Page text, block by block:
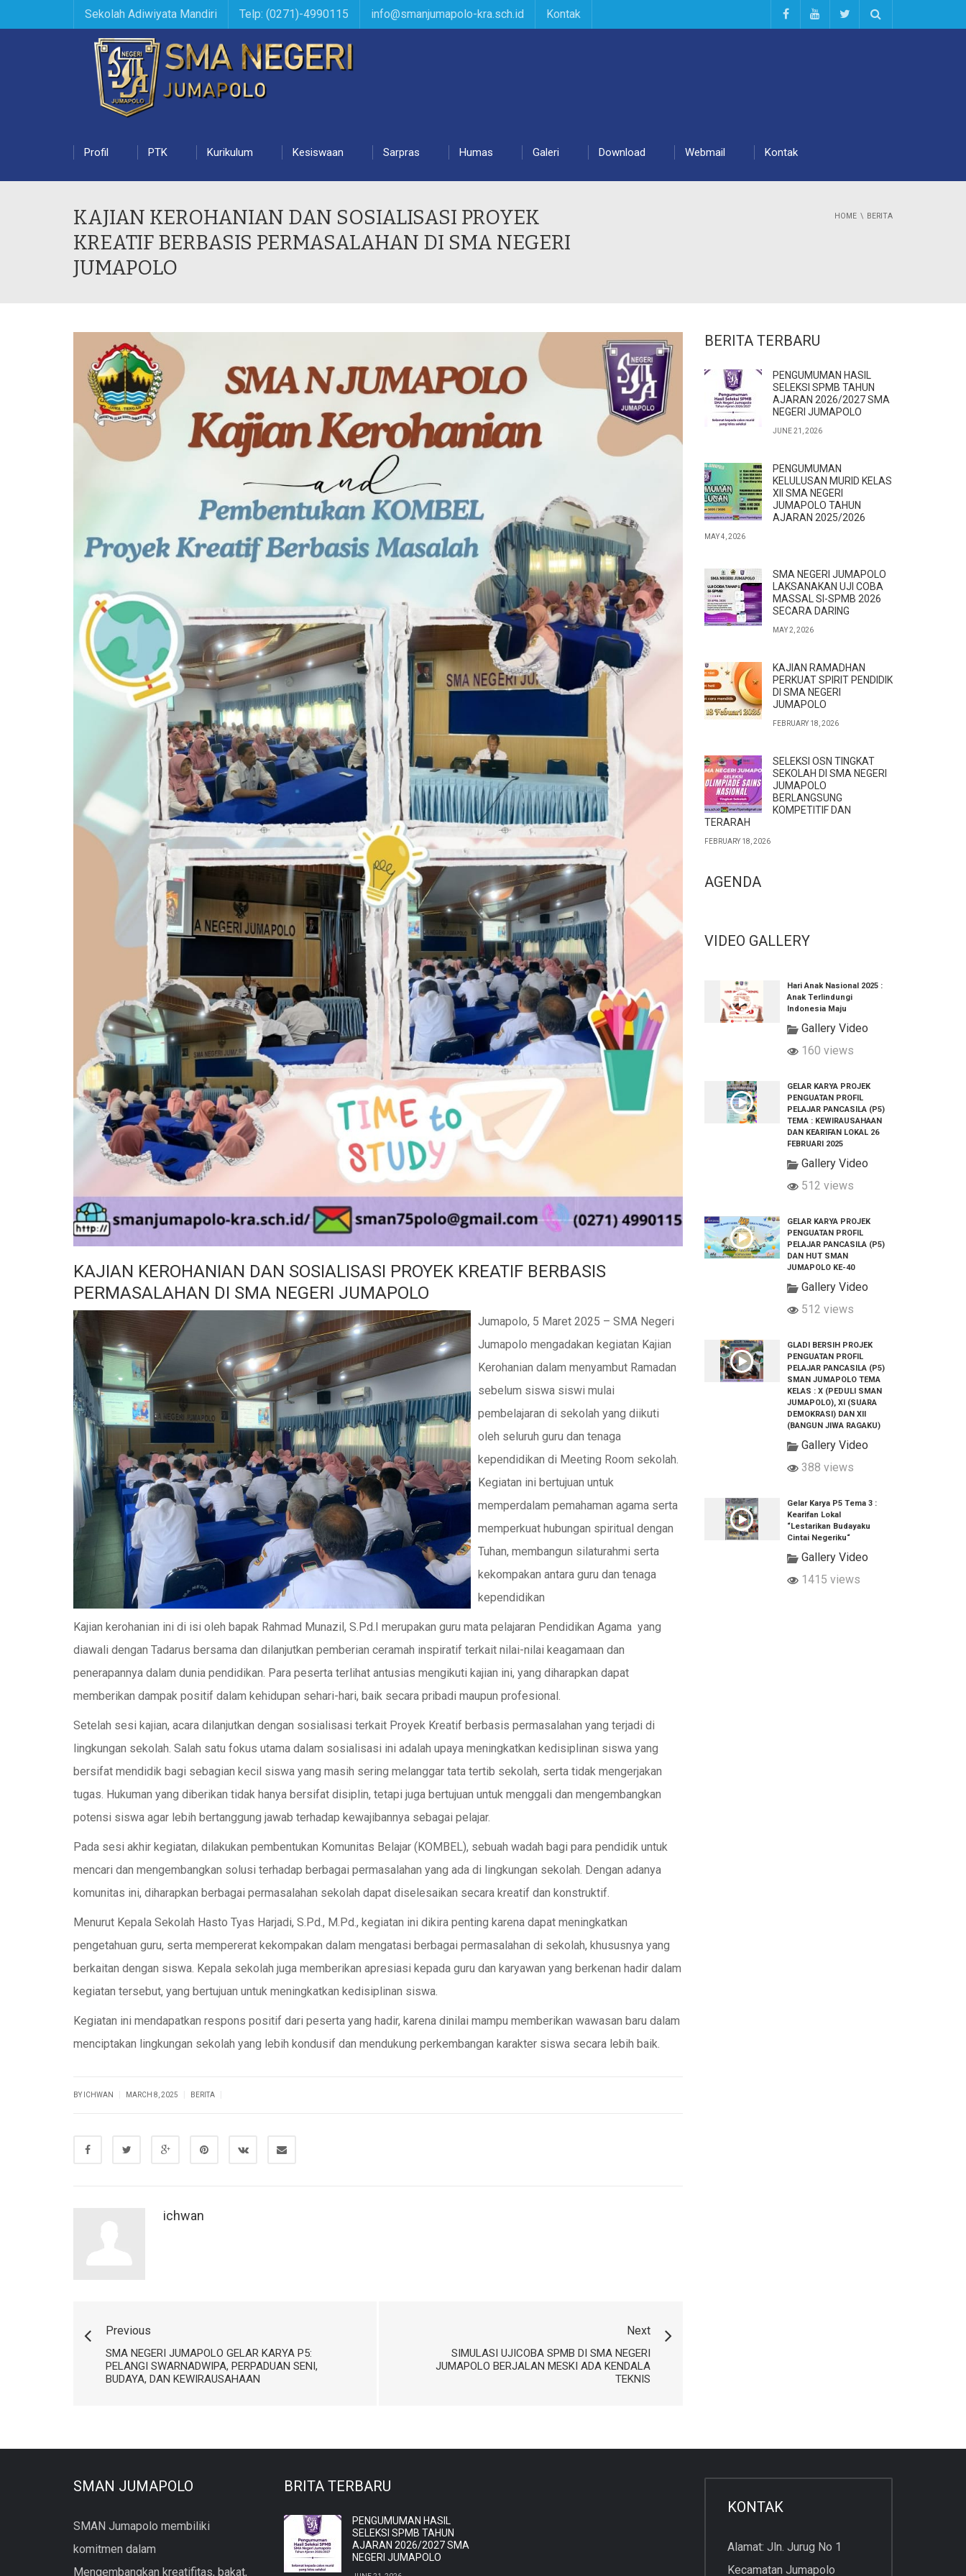
Sekolah Adiwiyata Mandiri Telp: (0271)-4990115 info@smanjumapolo-kra.sch.id Kontak
Profil PTK Kurikulum Kesiswaan Sarpras Humas Galeri Download Webmail Kontak
KAJIAN KEROHANIAN DAN SOSIALISASI PROYEK
KREATIF BERBASIS PERMASALAHAN DI SMA NEGERI
JUMAPOLO
HOME BERITA
KAJIAN KEROHANIAN DAN SOSIALISASI PROYEK KREATIF BERBASIS
PERMASALAHAN DI SMA NEGERI JUMAPOLO
Jumapolo, 5 Maret 2025 – SMA Negeri
Jumapolo mengadakan kegiatan Kajian
Kerohanian dalam menyambut Ramadan
sebelum siswa siswi mulai
pembelajaran di sekolah yang diikuti
oleh seluruh guru dan tenaga
kependidikan di Meeting Room sekolah.
Kegiatan ini bertujuan untuk
memperdalam pemahaman agama serta
memperkuat hubungan spiritual dengan
Tuhan, membangun silaturahmi serta
kekompakan antara guru dan tenaga
kependidikan
Kajian kerohanian ini di isi oleh bapak Rahmad Munazil, S.Pd.I merupakan guru mata pelajaran Pendidikan Agama yang
diawali dengan Tadarus bersama dan dilanjutkan pemberian ceramah inspiratif terkait nilai-nilai keagamaan dan
penerapannya dalam dunia pendidikan. Para peserta terlihat antusias mengikuti kajian ini, yang diharapkan dapat
memberikan dampak positif dalam kehidupan sehari-hari, baik secara pribadi maupun profesional.
Setelah sesi kajian, acara dilanjutkan dengan sosialisasi terkait Proyek Kreatif berbasis permasalahan yang terjadi di
lingkungan sekolah. Salah satu fokus utama dalam sosialisasi ini adalah upaya meningkatkan kedisiplinan siswa yang
bersifat mendidik bagi sebagian kecil siswa yang masih sering melanggar tata tertib sekolah, serta tidak mengerjakan
tugas. Hukuman yang diberikan tidak hanya bersifat disiplin, tetapi juga bertujuan untuk menggali dan mengembangkan
potensi siswa agar lebih bertanggung jawab terhadap kewajibannya sebagai pelajar.
Pada sesi akhir kegiatan, dilakukan pembentukan Komunitas Belajar (KOMBEL), sebuah wadah bagi para pendidik untuk
mencari dan mengembangkan solusi terhadap berbagai permasalahan yang ada di lingkungan sekolah. Dengan adanya
komunitas ini, diharapkan berbagai permasalahan sekolah dapat diselesaikan secara kreatif dan konstruktif.
Menurut Kepala Sekolah Hasto Tyas Harjadi, S.Pd., M.Pd., kegiatan ini dikira penting karena dapat meningkatkan
pengetahuan guru, serta mempererat kekompakan dalam mengatasi berbagai permasalahan di sekolah, khususnya yang
berkaitan dengan siswa. Kepala sekolah juga memberikan apresiasi kepada guru dan karyawan yang berkenan hadir dalam
kegiatan tersebut, yang bertujuan untuk meningkatkan kedisiplinan siswa.
Kegiatan ini mendapatkan respons positif dari peserta yang hadir, karena dinilai mampu memberikan wawasan baru dalam
menciptakan lingkungan sekolah yang lebih kondusif dan mendukung perkembangan karakter siswa secara lebih baik.
BY ICHWAN MARCH 8, 2025 BERITA
ichwan
Previous
SMA NEGERI JUMAPOLO GELAR KARYA P5:
PELANGI SWARNADWIPA, PERPADUAN SENI,
BUDAYA, DAN KEWIRAUSAHAAN
Next
SIMULASI UJICOBA SPMB DI SMA NEGERI
JUMAPOLO BERJALAN MESKI ADA KENDALA
TEKNIS
BERITA TERBARU
PENGUMUMAN HASIL
SELEKSI SPMB TAHUN
AJARAN 2026/2027 SMA
NEGERI JUMAPOLO
JUNE 21, 2026
PENGUMUMAN
KELULUSAN MURID KELAS
XII SMA NEGERI
JUMAPOLO TAHUN
AJARAN 2025/2026
MAY 4, 2026
SMA NEGERI JUMAPOLO
LAKSANAKAN UJI COBA
MASSAL SI-SPMB 2026
SECARA DARING
MAY 2, 2026
KAJIAN RAMADHAN
PERKUAT SPIRIT PENDIDIK
DI SMA NEGERI
JUMAPOLO
FEBRUARY 18, 2026
SELEKSI OSN TINGKAT
SEKOLAH DI SMA NEGERI
JUMAPOLO
BERLANGSUNG
KOMPETITIF DAN
TERARAH
FEBRUARY 18, 2026
AGENDA
VIDEO GALLERY
Hari Anak Nasional 2025 :
Anak Terlindungi
Indonesia Maju
Gallery Video
160 views
GELAR KARYA PROJEK
PENGUATAN PROFIL
PELAJAR PANCASILA (P5)
TEMA : KEWIRAUSAHAAN
DAN KEARIFAN LOKAL 26
FEBRUARI 2025
Gallery Video
512 views
GELAR KARYA PROJEK
PENGUATAN PROFIL
PELAJAR PANCASILA (P5)
DAN HUT SMAN
JUMAPOLO KE-40
Gallery Video
512 views
GLADI BERSIH PROJEK
PENGUATAN PROFIL
PELAJAR PANCASILA (P5)
SMAN JUMAPOLO TEMA
KELAS : X (PEDULI SMAN
JUMAPOLO), XI (SUARA
DEMOKRASI) DAN XII
(BANGUN JIWA RAGAKU)
Gallery Video
388 views
Gelar Karya P5 Tema 3 :
Kearifan Lokal
“Lestarikan Budayaku
Cintai Negeriku“
Gallery Video
1415 views
SMAN JUMAPOLO
SMAN Jumapolo membiliki
komitmen dalam
Mengembangkan kreatifitas, bakat,
BRITA TERBARU
PENGUMUMAN HASIL
SELEKSI SPMB TAHUN
AJARAN 2026/2027 SMA
NEGERI JUMAPOLO
KONTAK
Alamat: Jln. Jurug No 1
Kecamatan Jumapolo